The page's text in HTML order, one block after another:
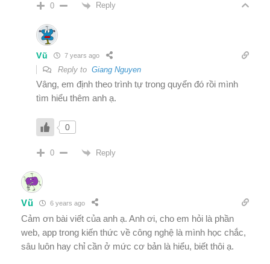
0 Reply
Vũ 7 years ago
Reply toGiang Nguyen
Vâng, em định theo trình tự trong quyển đó rồi mình
tìm hiểu thêm anh ạ.
0
0 Reply
Vũ 6 years ago
Cảm ơn bài viết của anh ạ. Anh ơi, cho em hỏi là phần
web, app trong kiến thức về công nghệ là mình học chắc,
sâu luôn hay chỉ cần ở mức cơ bản là hiểu, biết thôi ạ.